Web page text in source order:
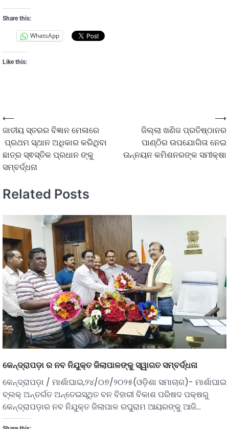
Share this:
WhatsApp
Like this:
⟵
ଜାତୀୟ ସ୍ତରର ବିଜ୍ଞାନ ମେଳାରେ
ପ୍ରଥମ ସ୍ଥାନ ଅଧିକାର କରିଥିବା
ଛାତ୍ର ସ୍ଵସ୍ତିକ ପ୍ରଧାନ ଙ୍କୁ
ସମ୍ବର୍ଦ୍ଧନା
ଜିଲ୍ଲା ଖଣିଜ ପ୍ରତିଷ୍ଠାନର
ପାଣ୍ଠିର ଉପଯୋଗିତା ନେଇ
ଉନ୍ନୟନ କମିଶନରଙ୍କ ସମୀକ୍ଷା
⟶
Related Posts
କେନ୍ଦ୍ରାପଡ଼ା ର ନବ ନିଯୁକ୍ତ ଜିଲାପାଳଙ୍କୁ ସ୍ୱାଗତ ସମ୍ବର୍ଦ୍ଧନା
କେନ୍ଦ୍ରାପଡ଼ା / ମାର୍ଶାଘାଇ,୨୪/୦୭/୨୦୨୫(ଓଡ଼ିଶା ସମାଚାର)- ମାର୍ଶାଘାଇ
ବ୍ଲକ୍ ଅନ୍ତର୍ଗତ ଅନ୍ତେଇସ୍ଥିତ ବନ ବିହାରୀ ବିକାଶ ପରିଷଦ ପକ୍ଷରୁ
କେନ୍ଦ୍ରାପଡ଼ାର ନବ ନିଯୁକ୍ତ ଜିଲାପାଳ ରଘୁରାମ ଆୟରଙ୍କୁ ଆଜି…